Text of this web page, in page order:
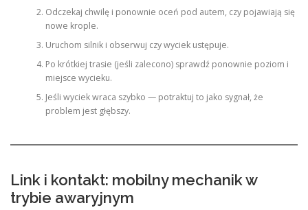
Odczekaj chwilę i ponownie oceń pod autem, czy pojawiają się
nowe krople.
Uruchom silnik i obserwuj czy wyciek ustępuje.
Po krótkiej trasie (jeśli zalecono) sprawdź ponownie poziom i
miejsce wycieku.
Jeśli wyciek wraca szybko — potraktuj to jako sygnał, że
problem jest głębszy.
Link i kontakt: mobilny mechanik w
trybie awaryjnym